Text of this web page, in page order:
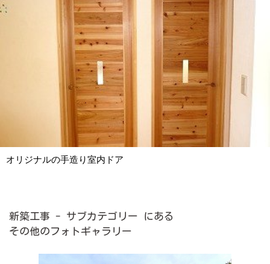
オリジナルの手造り室内ドア
新築工事 - サブカテゴリー にある
その他のフォトギャラリー